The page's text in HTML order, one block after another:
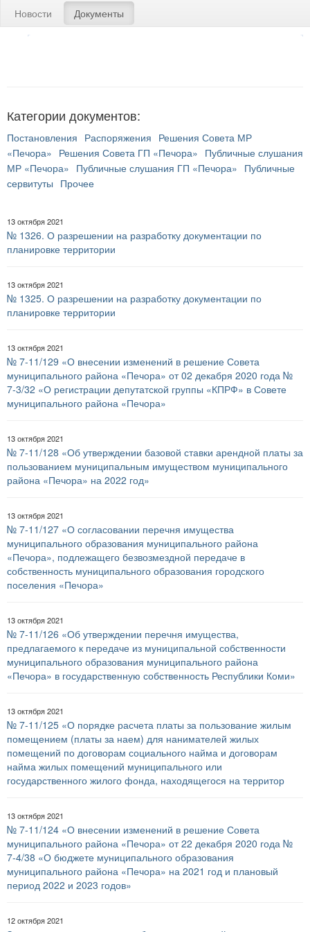
Новости Документы
Категории документов:
Постановления Распоряжения Решения Совета МР
«Печора» Решения Совета ГП «Печора» Публичные слушания
МР «Печора» Публичные слушания ГП «Печора» Публичные
сервитуты Прочее
13 октября 2021
№ 1326. О разрешении на разработку документации по
планировке территории
13 октября 2021
№ 1325. О разрешении на разработку документации по
планировке территории
13 октября 2021
№ 7-11/129 «О внесении изменений в решение Совета
муниципального района «Печора» от 02 декабря 2020 года №
7-3/32 «О регистрации депутатской группы «КПРФ» в Совете
муниципального района «Печора»
13 октября 2021
№ 7-11/128 «Об утверждении базовой ставки арендной платы за
пользованием муниципальным имуществом муниципального
района «Печора» на 2022 год»
13 октября 2021
№ 7-11/127 «О согласовании перечня имущества
муниципального образования муниципального района
«Печора», подлежащего безвозмездной передаче в
собственность муниципального образования городского
поселения «Печора»
13 октября 2021
№ 7-11/126 «Об утверждении перечня имущества,
предлагаемого к передаче из муниципальной собственности
муниципального образования муниципального района
«Печора» в государственную собственность Республики Коми»
13 октября 2021
№ 7-11/125 «О порядке расчета платы за пользование жилым
помещением (платы за наем) для нанимателей жилых
помещений по договорам социального найма и договорам
найма жилых помещений муниципального или
государственного жилого фонда, находящегося на территор
13 октября 2021
№ 7-11/124 «О внесении изменений в решение Совета
муниципального района «Печора» от 22 декабря 2020 года №
7-4/38 «О бюджете муниципального образования
муниципального района «Печора» на 2021 год и плановый
период 2022 и 2023 годов»
12 октября 2021